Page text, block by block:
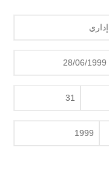
إداري
28/06/1999
31
1999